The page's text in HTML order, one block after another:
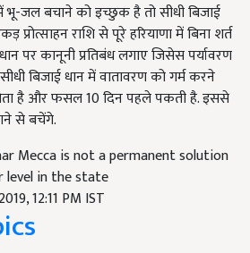
भू-जल बचाने को इच्छुक है तो सीधी बिजाई
प्रोत्साहन राशि से पूरे हरियाणा में बिना शर्त
पर कानूनी प्रतिबंध लगाए जिसेस पर्यावरण
बिजाई धान में वातावरण को गर्म करने
है और फसल 10 दिन पहले पकती है. इससे
से बचेंगे.
Mecca is not a permanent solution
in the state
12:11 PM IST